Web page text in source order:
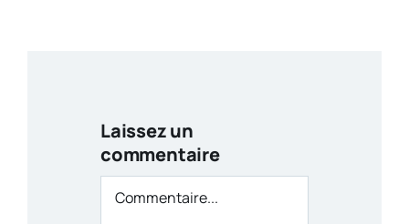
Laissez un
commentaire
Commentaire